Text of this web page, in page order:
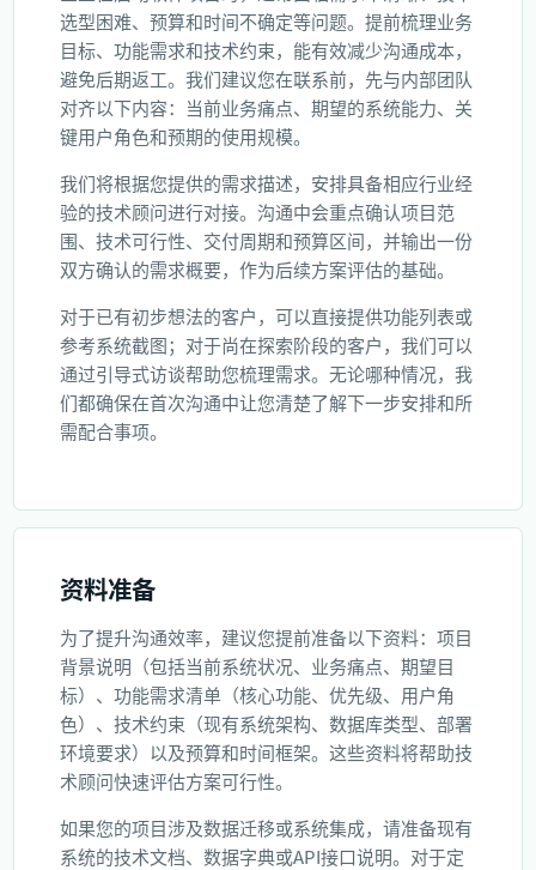
选型困难、预算和时间不确定等问题。提前梳理业务
目标、功能需求和技术约束，能有效减少沟通成本，
避免后期返工。我们建议您在联系前，先与内部团队
对齐以下内容：当前业务痛点、期望的系统能力、关
键用户角色和预期的使用规模。
我们将根据您提供的需求描述，安排具备相应行业经
验的技术顾问进行对接。沟通中会重点确认项目范
围、技术可行性、交付周期和预算区间，并输出一份
双方确认的需求概要，作为后续方案评估的基础。
对于已有初步想法的客户，可以直接提供功能列表或
参考系统截图；对于尚在探索阶段的客户，我们可以
通过引导式访谈帮助您梳理需求。无论哪种情况，我
们都确保在首次沟通中让您清楚了解下一步安排和所
需配合事项。
资料准备
为了提升沟通效率，建议您提前准备以下资料：项目
背景说明（包括当前系统状况、业务痛点、期望目
标）、功能需求清单（核心功能、优先级、用户角
色）、技术约束（现有系统架构、数据库类型、部署
环境要求）以及预算和时间框架。这些资料将帮助技
术顾问快速评估方案可行性。
如果您的项目涉及数据迁移或系统集成，请准备现有
系统的技术文档、数据字典或API接口说明。对于定